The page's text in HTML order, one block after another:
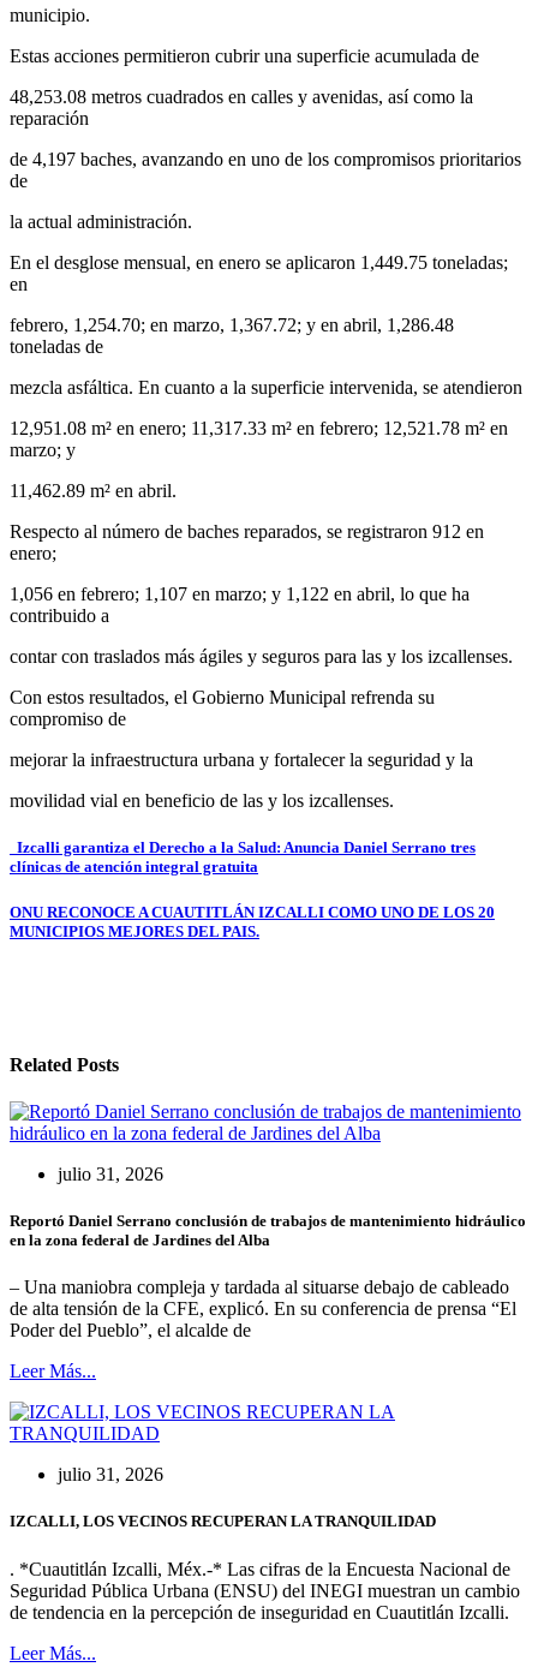
municipio.
Estas acciones permitieron cubrir una superficie acumulada de
48,253.08 metros cuadrados en calles y avenidas, así como la
reparación
de 4,197 baches, avanzando en uno de los compromisos prioritarios
de
la actual administración.
En el desglose mensual, en enero se aplicaron 1,449.75 toneladas;
en
febrero, 1,254.70; en marzo, 1,367.72; y en abril, 1,286.48
toneladas de
mezcla asfáltica. En cuanto a la superficie intervenida, se atendieron
12,951.08 m² en enero; 11,317.33 m² en febrero; 12,521.78 m² en
marzo; y
11,462.89 m² en abril.
Respecto al número de baches reparados, se registraron 912 en
enero;
1,056 en febrero; 1,107 en marzo; y 1,122 en abril, lo que ha
contribuido a
contar con traslados más ágiles y seguros para las y los izcallenses.
Con estos resultados, el Gobierno Municipal refrenda su
compromiso de
mejorar la infraestructura urbana y fortalecer la seguridad y la
movilidad vial en beneficio de las y los izcallenses.
Navegación
de
entradas
Izcalli garantiza el Derecho a la Salud: Anuncia Daniel Serrano tres
clínicas de atención integral gratuita
ONU RECONOCE A CUAUTITLÁN IZCALLI COMO UNO DE LOS 20
MUNICIPIOS MEJORES DEL PAIS.
Related Posts
julio 31, 2026
Reportó Daniel Serrano conclusión de trabajos de mantenimiento hidráulico
en la zona federal de Jardines del Alba
– Una maniobra compleja y tardada al situarse debajo de cableado
de alta tensión de la CFE, explicó. En su conferencia de prensa “El
Poder del Pueblo”, el alcalde de
Leer Más...
julio 31, 2026
IZCALLI, LOS VECINOS RECUPERAN LA TRANQUILIDAD
. *Cuautitlán Izcalli, Méx.-* Las cifras de la Encuesta Nacional de
Seguridad Pública Urbana (ENSU) del INEGI muestran un cambio
de tendencia en la percepción de inseguridad en Cuautitlán Izcalli.
Leer Más...